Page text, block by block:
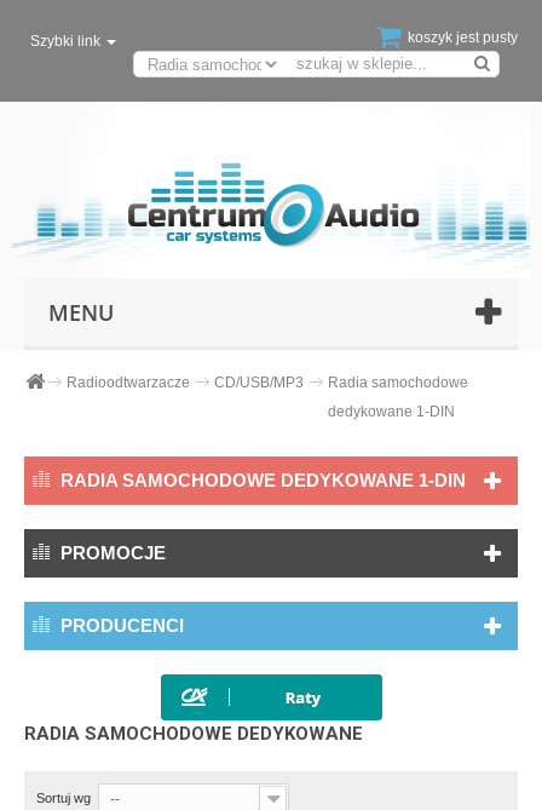
koszyk jest pusty
Szybki link
MENU
Radioodtwarzacze CD/USB/MP3
Radia samochodowe
dedykowane 1-DIN
RADIA SAMOCHODOWE DEDYKOWANE 1-DIN
PROMOCJE
PRODUCENCI
RADIA SAMOCHODOWE DEDYKOWANE
Sortuj wg --